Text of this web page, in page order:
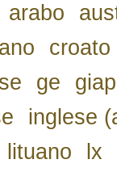
arabo
croato
ge
inglese
lituano lx